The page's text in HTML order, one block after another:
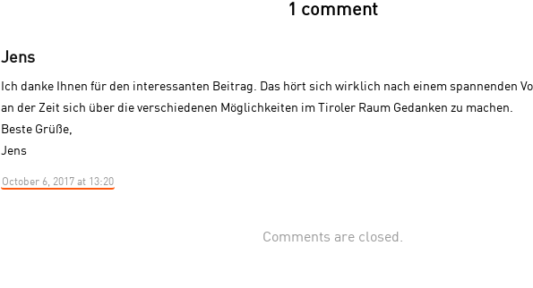
1 comment
Jenssays:
Ich danke Ihnen für den interessanten Beitrag. Das hört sich wirklich nach einem spannenden
an der Zeit sich über die verschiedenen Möglichkeiten im Tiroler Raum Gedanken zu machen.
Beste Grüße,
Jens
October 6, 2017 at 13:20
Comments are closed.